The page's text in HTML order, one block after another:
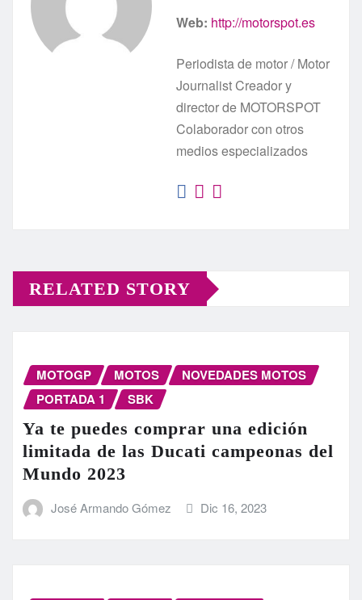
Web: http://motorspot.es
Periodista de motor / Motor
Journalist Creador y
director de MOTORSPOT
Colaborador con otros
medios especializados
RELATED STORY
MOTOGP MOTOS
NOVEDADES MOTOS
PORTADA 1
SBK
Ya te puedes comprar una edición
limitada de las Ducati campeonas del
Mundo 2023
José Armando Gómez Dic 16, 2023